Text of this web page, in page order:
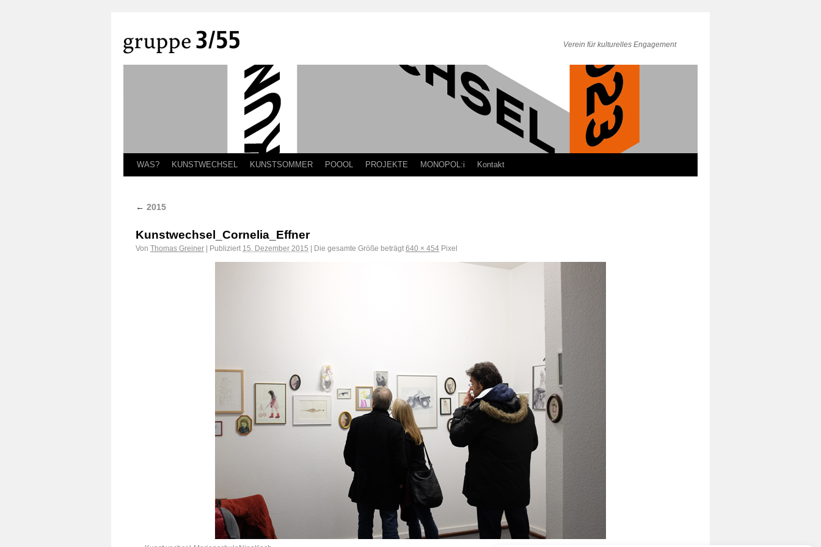
Verein für kulturelles Engagement
WAS? KUNSTWECHSEL KUNSTSOMMER POOOL PROJEKTE MONOPOL:i Kontakt
← 2015
Kunstwechsel_Cornelia_Effner
Von Thomas Greiner Publiziert 15. Dezember 2015 Die gesamte Größe beträgt 640 × 454 Pixel